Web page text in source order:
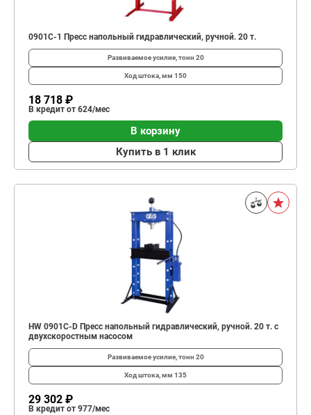
0901C-1 Пресс напольный гидравлический, ручной. 20 т.
Развиваемое усилие, тонн 20
Ход штока, мм 150
18 718 ₽
В кредит от 624/мес
В корзину
Купить в 1 клик
HW 0901C-D Пресс напольный гидравлический, ручной. 20 т. с
двухскоростным насосом
Развиваемое усилие, тонн 20
Ход штока, мм 135
29 302 ₽
В кредит от 977/мес